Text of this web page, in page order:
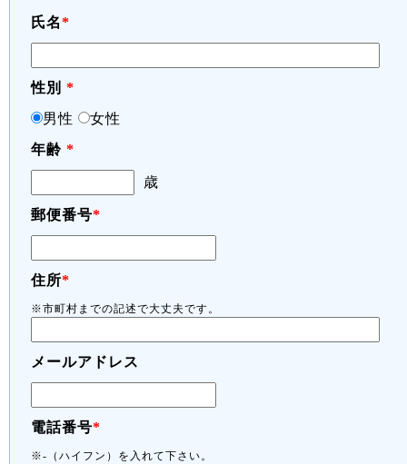
氏名*
性別 *
男性
女性
年齢 *
歳
郵便番号*
住所*
※市町村までの記述で大丈夫です。
メールアドレス
電話番号*
※-（ハイフン）を入れて下さい。